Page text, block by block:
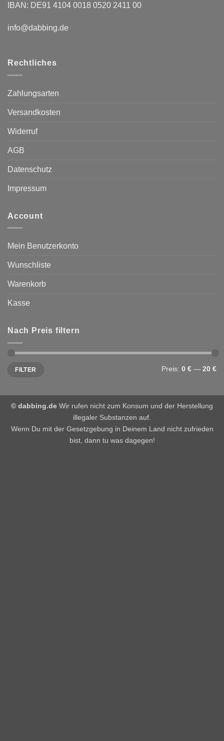
IBAN: DE91 4104 0018 0520 2411 00
info@dabbing.de
Rechtliches
Zahlungsarten
Versandkosten
Widerruf
AGB
Datenschutz
Impressum
Account
Mein Benutzerkonto
Wunschliste
Warenkorb
Kasse
Nach Preis filtern
Preis
Preis
FILTER Preis: 0 € — 20 €
© dabbing.de Wir rufen nicht zum Konsum und der Herstellung
illegaler Substanzen auf.
Wenn Du mit der Gesetzgebung in Deinem Land nicht zufrieden
bist, dann tu was dagegen!